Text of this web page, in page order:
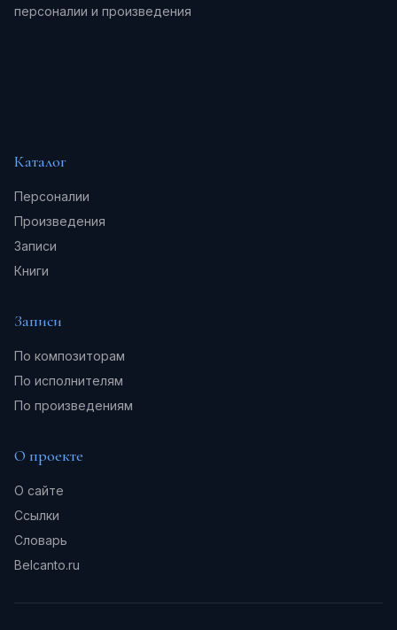
персоналии и произведения
Каталог
Персоналии
Произведения
Записи
Книги
Записи
По композиторам
По исполнителям
По произведениям
О проекте
О сайте
Ссылки
Словарь
Belcanto.ru